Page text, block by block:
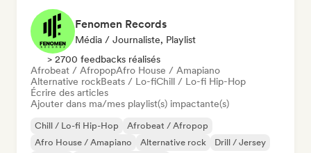
Fenomen Records
Média / Journaliste, Playlist
> 2700 feedbacks réalisés
Afrobeat / AfropopAfro House / Amapiano
Alternative rockBeats / Lo-fiChill / Lo-fi Hip-Hop
Écrire des articles
Ajouter dans ma/mes playlist(s) impactante(s)
Chill / Lo-fi Hip-Hop
Afrobeat / Afropop
Afro House / Amapiano
Alternative rock
Drill / Jersey